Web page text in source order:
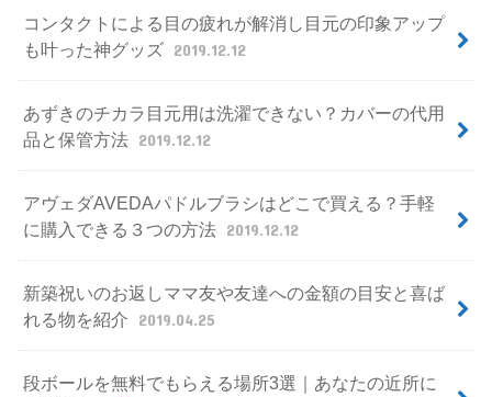
コンタクトによる目の疲れが解消し目元の印象アップ
も叶った神グッズ 2019.12.12
あずきのチカラ目元用は洗濯できない？カバーの代用
品と保管方法 2019.12.12
アヴェダAVEDAパドルブラシはどこで買える？手軽
に購入できる３つの方法 2019.12.12
新築祝いのお返しママ友や友達への金額の目安と喜ば
れる物を紹介
2019.04.25
段ボールを無料でもらえる場所3選｜あなたの近所に